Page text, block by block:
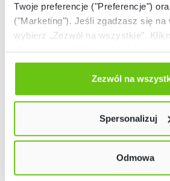
Twoje preferencje ("Preferencje")
("Marketing"). Jeśli zgadzasz się na
wybierz „Zezwól na wszystkie”.
Odmów zgody poprzez przycisk
użyjemy tylko plików niezbędnych
Twój wybór możesz zmienić przez
Polityce prywatności
Zezwól na
Spersonalizuj
Odmowa